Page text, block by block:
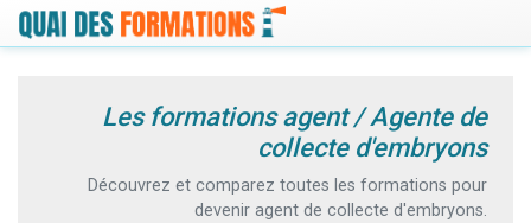
Les formations agent / Agente de
collecte d'embryons
Découvrez et comparez toutes les formations pour
devenir agent de collecte d'embryons.